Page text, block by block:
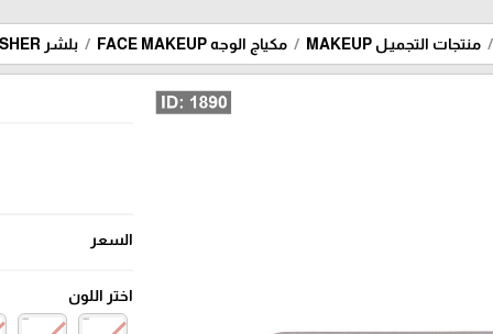
منتجات التجميـل MAKEUP مكياج الوجه FACE MAKEUP بلشر BLUSHER
السعر
اختر اللون